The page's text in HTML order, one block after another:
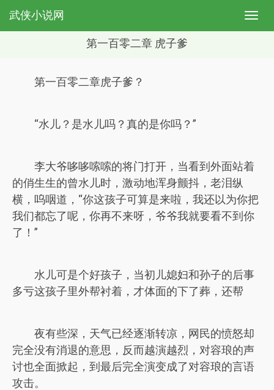
武侠小说网
第一百零二章 虎子爹
第一百零二章虎子爹？
“水儿？是水儿吗？真的是你吗？”
李大爷哆哆嗦嗦的将门打开，当看到外面站着
的俏生生的曾水儿时，激动地浑身颤抖，老泪纵
横，呜咽道，“你这孩子可算是来啦，我还以为你把
我们都忘了呢，你再不来呀，爷爷我就要看不到你
了！”
水儿可是个好孩子，当初儿媳妇和孙子的后事
多亏这孩子里外帮衬着，才体面的下了葬，还帮
夜有些深，天气已经逐渐转凉，网民的愤怒却
完全没有消退的意思，反而越演越烈，对容琅的声
讨也全面掀起，到最后完全演变成了对容琅的言语
攻击。